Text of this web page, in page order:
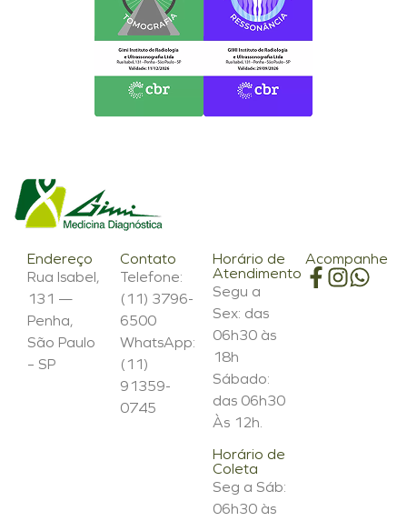
Endereço
Rua Isabel,
131 —
Penha,
São Paulo
– SP
Contato
Telefone:
(11) 3796-
6500
WhatsApp:
(11)
91359-
0745
Horário de
Atendimento
Segu a
Sex: das
06h30 às
18h
Sábado:
das 06h30
Às 12h.
Horário de
Coleta
Seg a Sáb:
06h30 às
Acompanhe